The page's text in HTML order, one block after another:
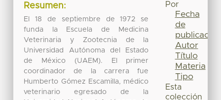
Resumen:
El 18 de septiembre de 1972 se
funda la Escuela de Medicina
Veterinaria y Zootecnia de la
Universidad Autónoma del Estado
de México (UAEM). El primer
coordinador de la carrera fue
Humberto Gómez Escamilla, médico
veterinario egresado de la
Por
Fecha
de
publicación
Autor
Título
Materia
Tipo
Esta
colección